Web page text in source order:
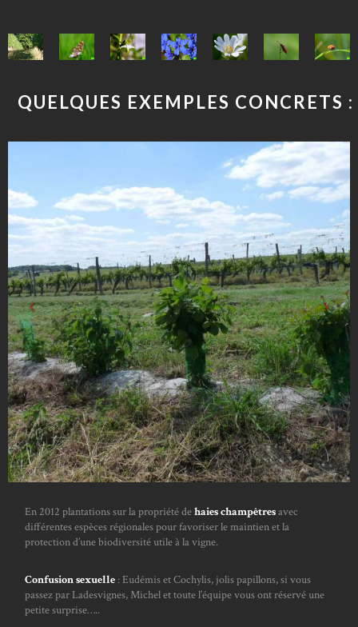
QUELQUES EXEMPLES CONCRETS :
En 2012 plantations sur la propriété dehaies champêtresavec
différentes espèces régionales pour favoriser le maintien et la
protection d’une biodiversité utile à la vigne.
Confusion sexuelle : Eudémis et Cochylis, jolis papillons, si vous
passez par Ladesvignes, Michel et toute l’équipe vous ont réservé une
petite surprise…..